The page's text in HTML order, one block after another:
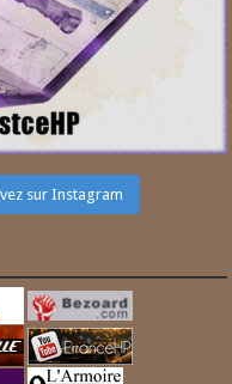
sur Instagram